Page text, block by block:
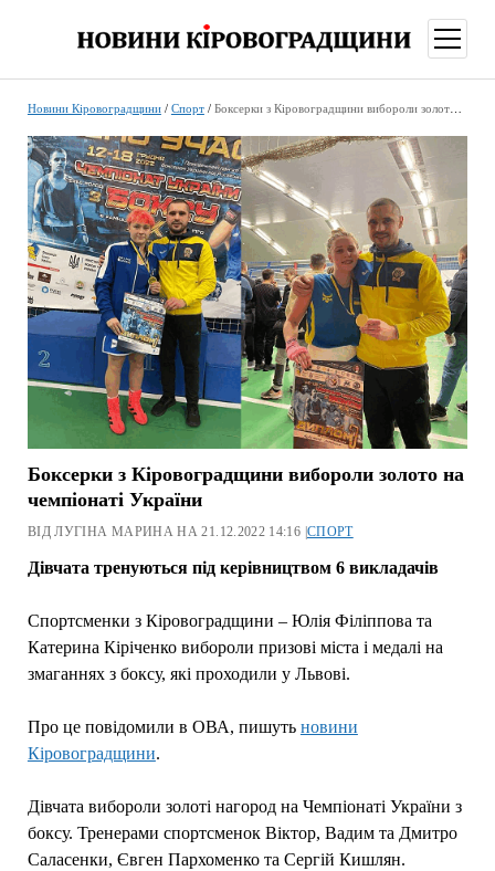
меню
Новини Кіровоградщини/ Спорт/ Боксерки з Кіровоградщини вибороли золото на чемпіонаті України
Боксерки з Кіровоградщини вибороли золото на
чемпіонаті України
ВІД ЛУГІНА МАРИНА НА 21.12.2022 14:16 | СПОРТ
Дівчата тренуються під керівництвом 6 викладачів
Спортсменки з Кіровоградщини – Юлія Філіппова та
Катерина Кіріченко вибороли призові міста і медалі на
змаганнях з боксу, які проходили у Львові.
Про це повідомили в ОВА, пишуть новини
Кіровоградщини.
Дівчата вибороли золоті нагород на Чемпіонаті України з
боксу. Тренерами спортсменок Віктор, Вадим та Дмитро
Саласенки, Євген Пархоменко та Сергій Кишлян.